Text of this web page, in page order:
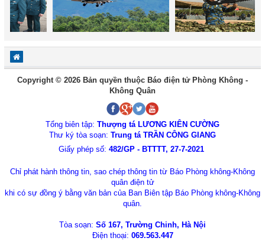
Copyright © 2026 Bản quyền thuộc Báo điện tử Phòng Không -
Không Quân
Tổng biên tập: Thượng tá LƯƠNG KIÊN CƯỜNG
Thư ký tòa soạn: Trung tá TRẦN CÔNG GIANG
Giấy phép số: 482/GP - BTTTT, 27-7-2021
Chỉ phát hành thông tin, sao chép thông tin từ Báo Phòng không-Không
quân điện tử
khi có sự đồng ý bằng văn bản của Ban Biên tập Báo Phòng không-Không
quân.
Tòa soạn: Số 167, Trường Chinh, Hà Nội
Điện thoại: 069.563.447